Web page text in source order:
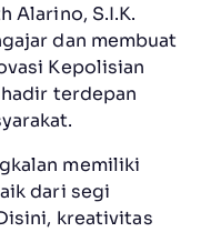
Alarino, S.I.K.
dan membuat
Kepolisian
terdepan
memiliki
dari segi
kreativitas